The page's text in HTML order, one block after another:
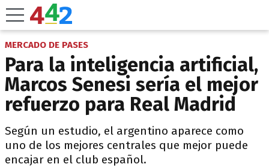
MERCADO DE PASES
Para la inteligencia artificial,
Marcos Senesi sería el mejor
refuerzo para Real Madrid
Según un estudio, el argentino aparece como
uno de los mejores centrales que mejor puede
encajar en el club español.